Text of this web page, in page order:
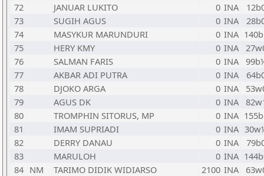
72
JANUAR LUKITO 0 INA
73
SUGIH AGUS 0 INA
74
MASYKUR MARUNDURI 0 INA
75
HERY KMY 0 INA
76
SALMAN FARIS 0 INA
77
AKBAR ADI PUTRA 0 INA
78
DJOKO ARGA 0 INA
79
AGUS DK 0 INA
80
TROMPHIN SITORUS, MP 0 INA
81
IMAM SUPRIADI 0 INA
82
DERRY DANAU 0 INA
83
MARULOH 0 INA
84 NM TARIMO DIDIK WIDIARSO 2100 INA